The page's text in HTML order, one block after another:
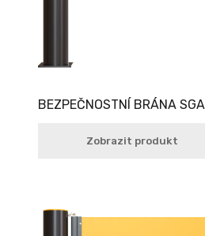
BEZPEČNOSTNÍ BRÁNA SGA
Zobrazit produkt